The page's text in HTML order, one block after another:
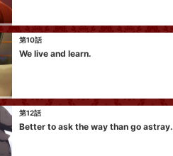
第10話
We live and learn.
第12話
Better to ask the way than go astray.